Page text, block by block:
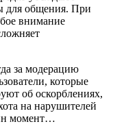
для общения. При
внимание
за модерацию
которые
об оскорблениях,
на нарушителей
момент…